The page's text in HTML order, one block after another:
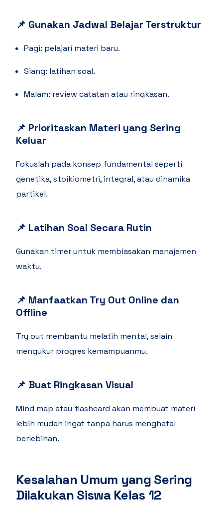
📌 Gunakan Jadwal Belajar Terstruktur
Pagi: pelajari materi baru.
Siang: latihan soal.
Malam: review catatan atau ringkasan.
📌 Prioritaskan Materi yang Sering
Keluar
Fokuslah pada konsep fundamental seperti
genetika, stoikiometri, integral, atau dinamika
partikel.
📌 Latihan Soal Secara Rutin
Gunakan timer untuk membiasakan manajemen
waktu.
📌 Manfaatkan Try Out Online dan
Offline
Try out membantu melatih mental, selain
mengukur progres kemampuanmu.
📌 Buat Ringkasan Visual
Mind map atau flashcard akan membuat materi
lebih mudah ingat tanpa harus menghafal
berlebihan.
Kesalahan Umum yang Sering
Dilakukan Siswa Kelas 12